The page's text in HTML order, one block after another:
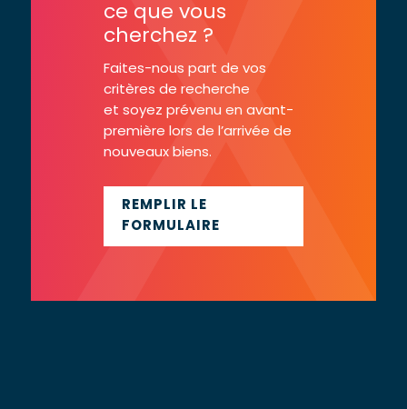
ce que vous
cherchez ?
Faites-nous part de vos
critères de recherche
et soyez prévenu en avant-
première lors de l’arrivée de
nouveaux biens.
REMPLIR LE
FORMULAIRE